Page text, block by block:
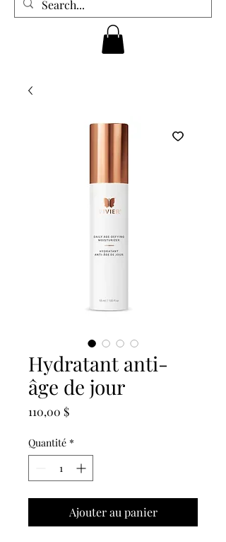
Hydratant anti-
âge de jour
110,00 $Prix
Quantité *
Ajouter au panier